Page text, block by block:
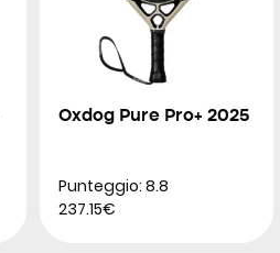
Oxdog Pure Pro+ 2025
Punteggio: 8.8
237.15€